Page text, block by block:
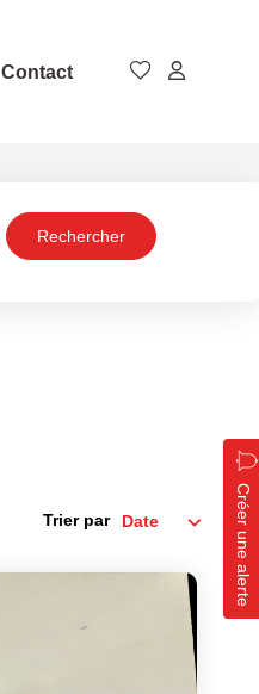
Contact
Créer une alerte
Trier par